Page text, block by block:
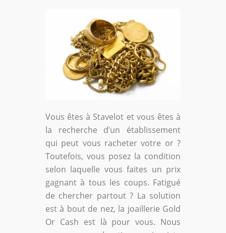
Vous êtes à Stavelot et vous êtes à
la recherche d’un établissement
qui peut vous racheter votre or ?
Toutefois, vous posez la condition
selon laquelle vous faites un prix
gagnant à tous les coups. Fatigué
de chercher partout ? La solution
est à bout de nez, la joaillerie Gold
Or Cash est là pour vous. Nous